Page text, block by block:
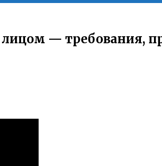
— требования,